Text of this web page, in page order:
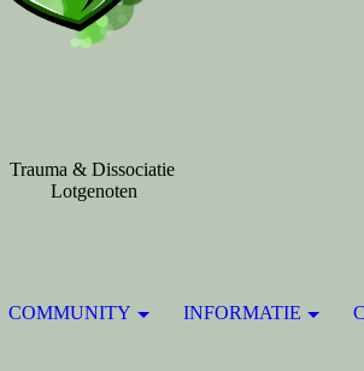
Trauma & Dissociatie
Lotgenoten
COMMUNITY INFORMATIE